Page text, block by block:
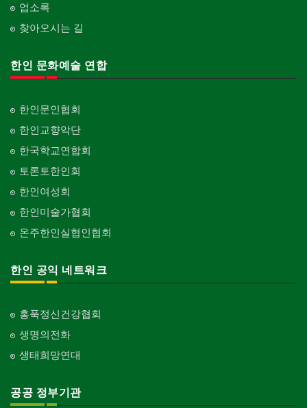
업소록
찾아오시는 길
한인 문화예술 연합
한인문인협회
한인교향악단
한국학교연합회
토론토한인회
한인여성회
한인미술가협회
온주한인실협인협회
한인 공익 네트워크
홍푹정신건강협회
생명의전화
생태희망연대
공공 정부기관